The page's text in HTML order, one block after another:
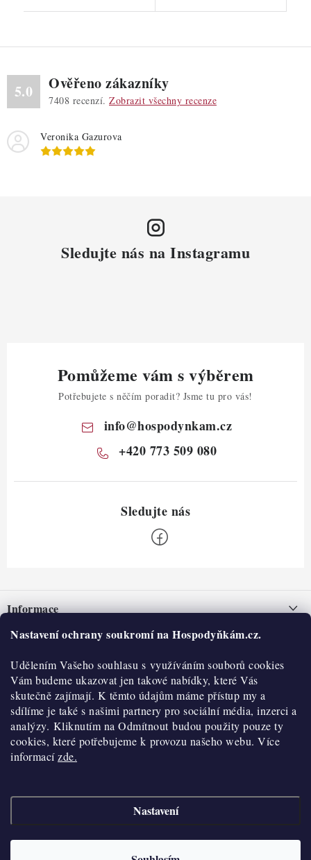
Nastavení ochrany soukromí na Hospodyňkám.cz.
Udělením Vašeho souhlasu s využíváním souborů cookies
Vám budeme ukazovat jen takové nabídky, které Vás
skutečně zajímají. K těmto údajům máme přístup my a
sdílíme je také s našimi partnery pro sociální média, inzerci a
analýzy. Kliknutím na Odmítnout budou použity pouze ty
cookies, které potřebujeme k provozu našeho webu. Více
informacízde.
Nastavení
5.0 Ověřeno zákazníky
7408 recenzí. Zobrazit všechny recenze
Veronika Gazurova
Sledujte nás na Instagramu
Pomůžeme vám s výběrem
Potřebujete s něčím poradit? Jsme tu pro vás!
info@hospodynkam.cz
+420 773 509 080
pInformace
Nepřevzetí zásilky na dobírku
Obchodní podmínky
Hodnocení obchodu
Blog
Moje objednávka
O nás
Historie
Kontakty
O nákupu
Reklamace a vratky
Výdejní místa
Velkoobchod
Copyright 2026
cookies